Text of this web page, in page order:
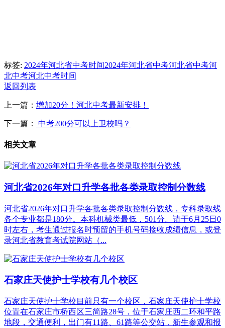
标签: 2024年河北省中考时间2024年河北省中考河北省中考河
北中考河北中考时间
返回列表
上一篇： 增加20分！河北中考最新安排！
下一篇： 中考200分可以上卫校吗？
相关文章
河北省2026年对口升学各批各类录取控制分数线
河北省2026年对口升学各批各类录取控制分数线，专科录取线
各个专业都是180分。本科机械类最低，501分。请于6月25日0
时左右，考生通过报名时预留的手机号码接收成绩信息，或登
录河北省教育考试院网站（...
石家庄天使护士学校有几个校区
石家庄天使护士学校目前只有一个校区，石家庄天使护士学校
位置在石家庄市桥西区三简路28号，位于石家庄西二环和平路
地段，交通便利，出门有11路、61路等公交站，新生参观和报